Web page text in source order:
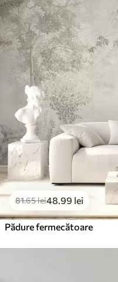
Standard
166.6599.99 lei/m²
Premium
220.02132.01 lei
Vinil Premium
250.00150.00lei/m²
Peel and Stick
300.00
81.65lei48 .99 lei
Pădure fermecătoare